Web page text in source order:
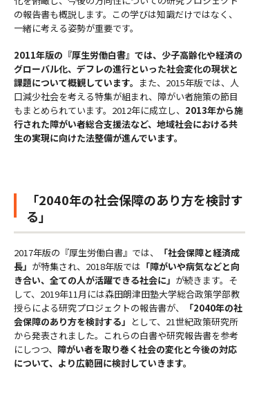
の報告書も概説します。この学びは知識だけではなく、
一緒に考える姿勢が重要です。
2011年版の『厚生労働白書』では、少子高齢化や経済の
グローバル化、デフレの進行といった社会変化の現状と
課題について概観しています。 また、2015年版では、人
口減少社会を考える特集が組まれ、障がい者施策の節目
もまとめられています。2012年に成立し、 2013年から施
行された障がい者総合支援法など、地域社会における共
生の実現に向けた法整備が進んでいます。
「2040年の社会保障のあり方を検討す
る」
2017年版の『厚生労働白書』では、
「社会保障と経済成
長」 が特集され、2018年版では 「障がいや病気などと向
き合い、全ての人が活躍できる社会に」 が続きます。そ
して、2019年11月には森田朗津田塾大学総合政策学部教
授らによる研究プロジェクトの報告書が、
「2040年の社
会保障のあり方を検討する」 として、21世紀政策研究所
から発表されました。これらの白書や研究報告書を参考
にしつつ、 障がい者を取り巻く社会の変化と今後の対応
について、より広範囲に検討していきます。